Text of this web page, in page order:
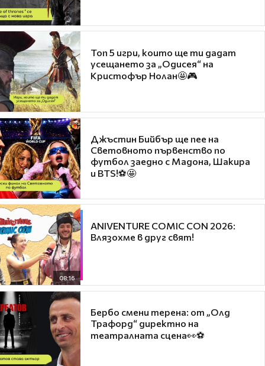
Топ 5 игри, които ще ти дадат
усещането за „Одисея“ на
Кристофър Нолан🤩🎮
Джъстин Бийбър ще пее на
Световното първенство по
футбол заедно с Мадона, Шакира
и BTS!⚽🤩
08:16
ANIVENTURE COMIC CON 2026:
Влязохме в друг свят!
Бербо смени терена: от „Олд
Трафорд“ директно на
театралната сцена👀⚽